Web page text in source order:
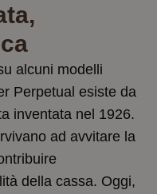
alcuni modelli
Perpetual esiste da
inventata nel 1926.
ad avvitare la
della cassa. Oggi,